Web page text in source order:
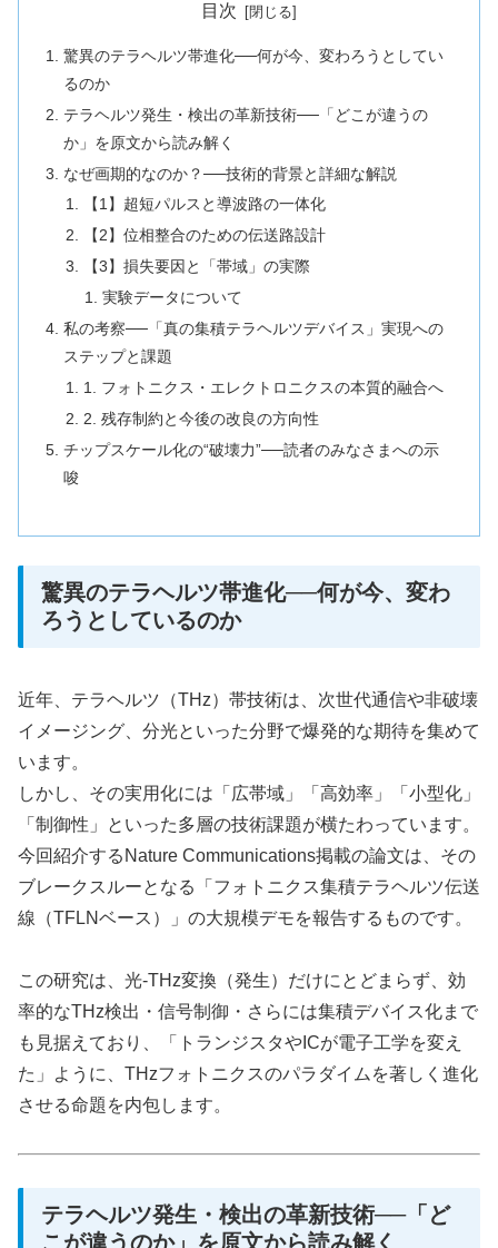
目次
驚異のテラヘルツ帯進化──何が今、変わろうとしてい
るのか
テラヘルツ発生・検出の革新技術──「どこが違うの
か」を原文から読み解く
なぜ画期的なのか？──技術的背景と詳細な解説
【1】超短パルスと導波路の一体化
【2】位相整合のための伝送路設計
【3】損失要因と「帯域」の実際
実験データについて
私の考察──「真の集積テラヘルツデバイス」実現への
ステップと課題
1. フォトニクス・エレクトロニクスの本質的融合へ
2. 残存制約と今後の改良の方向性
チップスケール化の“破壊力”──読者のみなさまへの示
唆
驚異のテラヘルツ帯進化──何が今、変わ
ろうとしているのか
近年、テラヘルツ（THz）帯技術は、次世代通信や非破壊
イメージング、分光といった分野で爆発的な期待を集めて
います。
しかし、その実用化には「広帯域」「高効率」「小型化」
「制御性」といった多層の技術課題が横たわっています。
今回紹介するNature Communications掲載の論文は、その
ブレークスルーとなる「フォトニクス集積テラヘルツ伝送
線（TFLNベース）」の大規模デモを報告するものです。
この研究は、光-THz変換（発生）だけにとどまらず、効
率的なTHz検出・信号制御・さらには集積デバイス化まで
も見据えており、「トランジスタやICが電子工学を変え
た」ように、THzフォトニクスのパラダイムを著しく進化
させる命題を内包します。
テラヘルツ発生・検出の革新技術──「ど
こが違うのか」を原文から読み解く